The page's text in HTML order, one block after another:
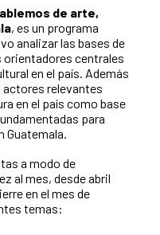
de arte,
, es un programa
analizar las bases de
centrales
en el país. Además
relevantes
en el país como base
para
Guatemala.
a modo de
al mes, desde abril
en el mes de
temas: